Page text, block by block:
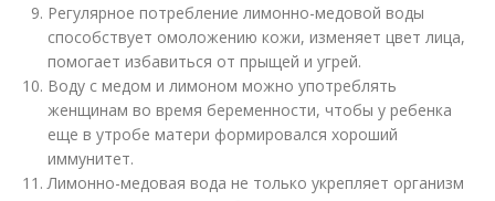
Регулярное потребление лимонно-медовой воды
способствует омоложению кожи, изменяет цвет лица,
помогает избавиться от прыщей и угрей.
Воду с медом и лимоном можно употреблять
женщинам во время беременности, чтобы у ребенка
еще в утробе матери формировался хороший
иммунитет.
Лимонно-медовая вода не только укрепляет организм